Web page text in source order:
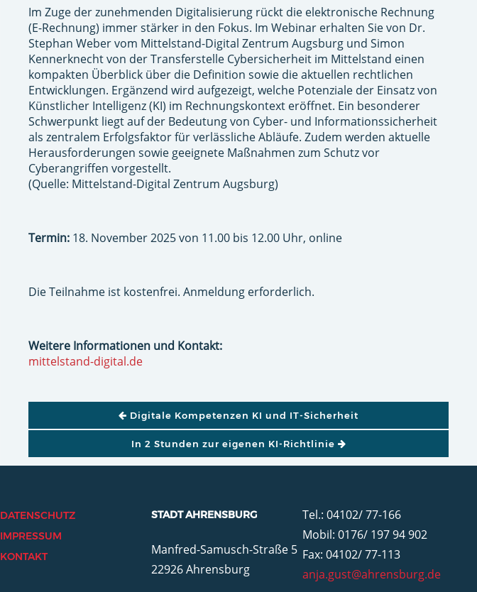
Im Zuge der zunehmenden Digitalisierung rückt die elektronische Rechnung
(E-Rechnung) immer stärker in den Fokus. Im Webinar erhalten Sie von Dr.
Stephan Weber vom Mittelstand-Digital Zentrum Augsburg und Simon
Kennerknecht von der Transferstelle Cybersicherheit im Mittelstand einen
kompakten Überblick über die Definition sowie die aktuellen rechtlichen
Entwicklungen. Ergänzend wird aufgezeigt, welche Potenziale der Einsatz von
Künstlicher Intelligenz (KI) im Rechnungskontext eröffnet. Ein besonderer
Schwerpunkt liegt auf der Bedeutung von Cyber- und Informationssicherheit
als zentralem Erfolgsfaktor für verlässliche Abläufe. Zudem werden aktuelle
Herausforderungen sowie geeignete Maßnahmen zum Schutz vor
Cyberangriffen vorgestellt.
(Quelle: Mittelstand-Digital Zentrum Augsburg)
Termin: 18. November 2025 von 11.00 bis 12.00 Uhr, online
Die Teilnahme ist kostenfrei. Anmeldung erforderlich.
Weitere Informationen und Kontakt:
mittelstand-digital.de
BEITRAGSNAVIGATIONDigitale Kompetenzen KI und IT-Sicherheit
In 2 Stunden zur eigenen KI-Richtlinie
DATENSCHUTZ
IMPRESSUM
KONTAKT
STADT AHRENSBURG
Manfred-Samusch-Straße 5
22926 Ahrensburg
Tel.: 04102/ 77-166
Mobil: 0176/ 197 94 902
Fax: 04102/ 77-113
anja.gust@ahrensburg.de